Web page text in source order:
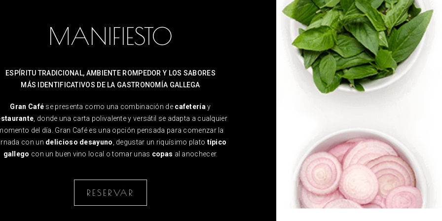
MANIFIESTO
ESPÍRITU TRADICIONAL, AMBIENTE ROMPEDOR Y LOS SABORES
MÁS IDENTIFICATIVOS DE LA GASTRONOMÍA GALLEGA
Gran Café se presenta como una combinación de cafetería y
, donde una carta polivalente y versátil se adapta a cualquier
del día. Gran Café es una opción pensada para comenzar la
con un delicioso desayuno , degustar un riquísimo plato típico
gallego con un buen vino local o tomar unas copas al anochecer.
RESERVAR